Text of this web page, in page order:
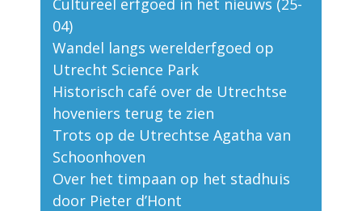
04)
Wandel langs werelderfgoed op
Utrecht Science Park
Historisch café over de Utrechtse
hoveniers terug te zien
Trots op de Utrechtse Agatha van
Schoonhoven
Over het timpaan op het stadhuis
door Pieter d’Hont